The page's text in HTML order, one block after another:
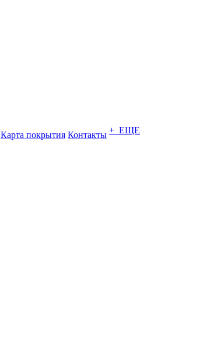
Карта покрытия Контакты + ЕЩЕ